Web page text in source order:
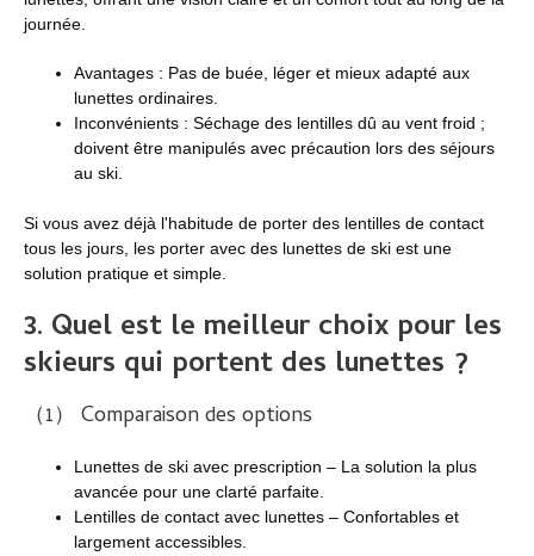
journée.
Avantages : Pas de buée, léger et mieux adapté aux
lunettes ordinaires.
Inconvénients : Séchage des lentilles dû au vent froid ;
doivent être manipulés avec précaution lors des séjours
au ski.
Si vous avez déjà l'habitude de porter des lentilles de contact
tous les jours, les porter avec des lunettes de ski est une
solution pratique et simple.
3. Quel est le meilleur choix pour les
skieurs qui portent des lunettes ?
（1） Comparaison des options
Lunettes de ski avec prescription – La solution la plus
avancée pour une clarté parfaite.
Lentilles de contact avec lunettes – Confortables et
largement accessibles.